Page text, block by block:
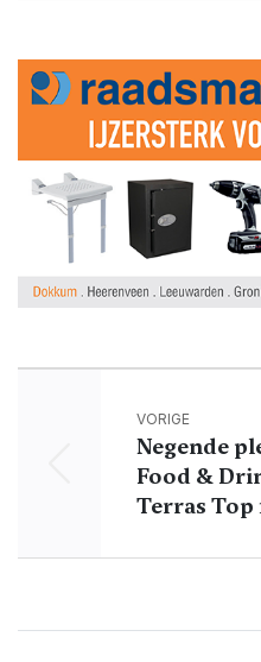
VORIGE
Negende
Food &
Terras Top